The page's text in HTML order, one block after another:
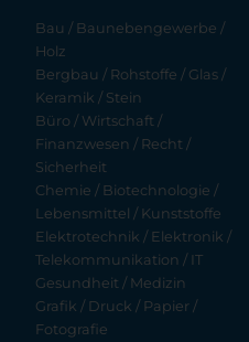
Bau / Baunebengewerbe /
Holz
Bergbau / Rohstoffe / Glas /
Keramik / Stein
Büro / Wirtschaft /
Finanzwesen / Recht /
Sicherheit
Chemie / Biotechnologie /
Lebensmittel / Kunststoffe
Elektrotechnik / Elektronik /
Telekommunikation / IT
Gesundheit / Medizin
Grafik / Druck / Papier /
Fotografie